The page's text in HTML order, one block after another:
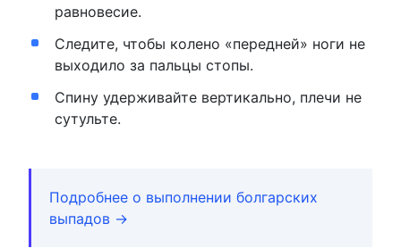
равновесие.
Следите, чтобы колено «передней» ноги не
выходило за пальцы стопы.
Спину удерживайте вертикально, плечи не
сутульте.
Подробнее о выполнении болгарских
выпадов →